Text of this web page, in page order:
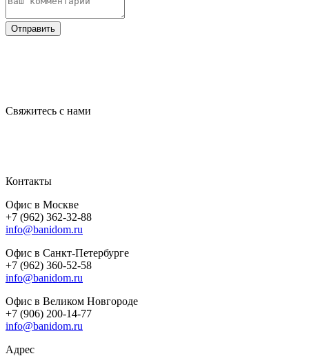
Отправить
Свяжитесь с нами
Контакты
Офис в Москве
+7 (962) 362-32-88
info@banidom.ru
Офис в Санкт-Петербурге
+7 (962) 360-52-58
info@banidom.ru
Офис в Великом Новгороде
+7 (906) 200-14-77
info@banidom.ru
Адрес